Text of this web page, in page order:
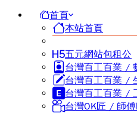
首頁
本站首頁
五元網站包租公
台灣百工百業 /
台灣百工百業 /
台灣百工百業 /
台灣OK匠 / 師